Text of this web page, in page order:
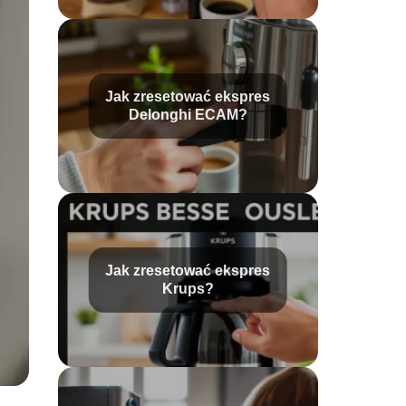
Jak zresetować ekspres
Delonghi ECAM?
Jak zresetować ekspres
Krups?